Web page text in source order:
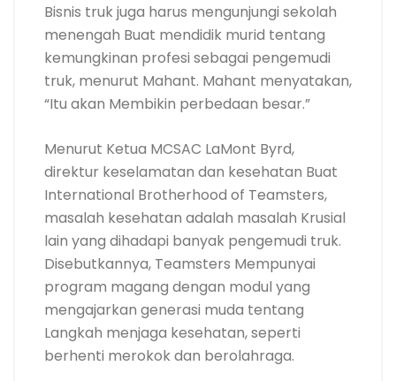
Bisnis truk juga harus mengunjungi sekolah
menengah Buat mendidik murid tentang
kemungkinan profesi sebagai pengemudi
truk, menurut Mahant. Mahant menyatakan,
“Itu akan Membikin perbedaan besar.”
Menurut Ketua MCSAC LaMont Byrd,
direktur keselamatan dan kesehatan Buat
International Brotherhood of Teamsters,
masalah kesehatan adalah masalah Krusial
lain yang dihadapi banyak pengemudi truk.
Disebutkannya, Teamsters Mempunyai
program magang dengan modul yang
mengajarkan generasi muda tentang
Langkah menjaga kesehatan, seperti
berhenti merokok dan berolahraga.